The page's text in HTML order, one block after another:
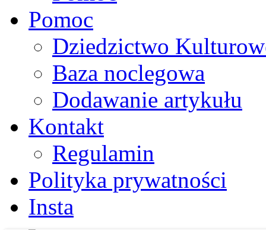
Pomoc
Dziedzictwo
Baza noclegowa
Dodawanie artykułu
Kontakt
Regulamin
Polityka prywatności
Insta